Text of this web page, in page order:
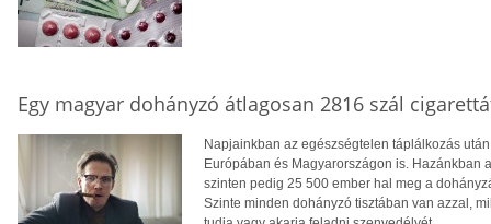
Egy magyar dohányzó átlagosan 2816 szál
Napjainkban az egészségtelen táplálkozás
Európában és Magyarországon is. Hazánkban
szinten pedig 25 500 ember hal meg a
Szinte minden dohányzó tisztában van azzal,